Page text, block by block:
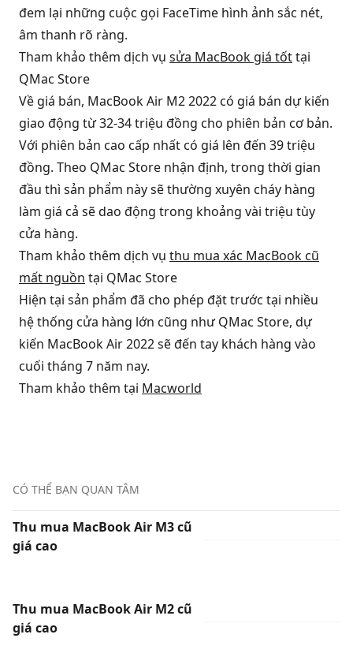
đem lại những cuộc gọi FaceTime hình ảnh sắc nét,
âm thanh rõ ràng.
Tham khảo thêm dịch vụ sửa MacBook giá tốttại
QMac Store
Về giá bán, MacBook Air M2 2022 có giá bán dự kiến
giao động từ 32-34 triệu đồng cho phiên bản cơ bản.
Với phiên bản cao cấp nhất có giá lên đến 39 triệu
đồng. Theo QMac Store nhận định, trong thời gian
đầu thì sản phẩm này sẽ thường xuyên cháy hàng
làm giá cả sẽ dao động trong khoảng vài triệu tùy
cửa hàng.
Tham khảo thêm dịch vụ thu mua xác MacBook cũ
mất nguồn tại QMac Store
Hiện tại sản phẩm đã cho phép đặt trước tại nhiều
hệ thống cửa hàng lớn cũng như QMac Store, dự
kiến MacBook Air 2022 sẽ đến tay khách hàng vào
cuối tháng 7 năm nay.
Tham khảo thêm tại Macworld
CÓ THỂ BẠN QUAN TÂM
Thu mua MacBook Air M3 cũ
giá cao
Thu mua MacBook Air M2 cũ
giá cao